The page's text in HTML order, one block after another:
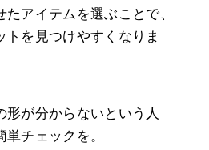
アイテムを選ぶことで、
トを見つけやすくなりま
形が分からないという人
チェックを。